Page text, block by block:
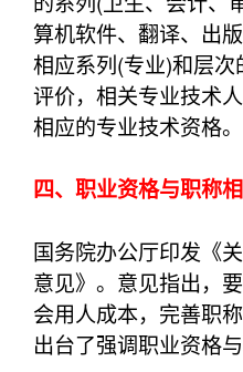
算机软件、翻译、出
相应系列(专业)和层
评价，相关专业技术
相应的专业技术资格。
四、职业资格与职称
国务院办公厅印发《
意见》。意见指出，
会用人成本，完善职
出台了强调职业资格